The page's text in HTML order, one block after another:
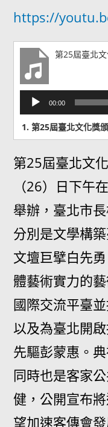
https://
第25屆臺北
播
放
00:00
1. 第25屆臺北文化獎
第25屆臺北文
（26）日下午
舉辦，臺北市
分別是文學構
文壇巨擘白先
體藝術實力的
國際交流平臺
以及為臺北開
先驅彭蒙惠。
同時也是客家
健，公開宣布
望加速客傳會